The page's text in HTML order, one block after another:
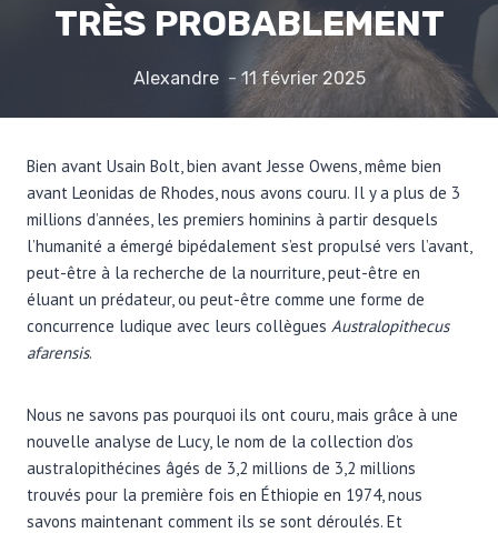
TRÈS PROBABLEMENT
Alexandre 11 février 2025
Bien avant Usain Bolt, bien avant Jesse Owens, même bien
avant Leonidas de Rhodes, nous avons couru. Il y a plus de 3
millions d’années, les premiers hominins à partir desquels
l’humanité a émergé bipédalement s’est propulsé vers l’avant,
peut-être à la recherche de la nourriture, peut-être en
éluant un prédateur, ou peut-être comme une forme de
concurrence ludique avec leurs collègues Australopithecus
afarensis.
Nous ne savons pas pourquoi ils ont couru, mais grâce à une
nouvelle analyse de Lucy, le nom de la collection d’os
australopithécines âgés de 3,2 millions de 3,2 millions
trouvés pour la première fois en Éthiopie en 1974, nous
savons maintenant comment ils se sont déroulés. Et